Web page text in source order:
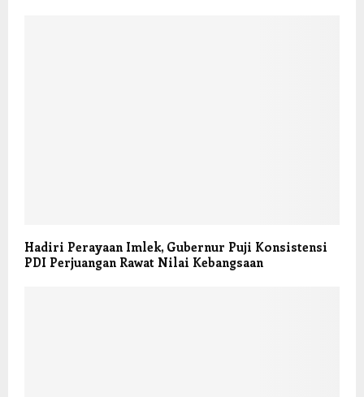
Hadiri Perayaan Imlek, Gubernur Puji Konsistensi
PDI Perjuangan Rawat Nilai Kebangsaan